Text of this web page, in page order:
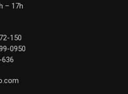
– 17h
150
0950